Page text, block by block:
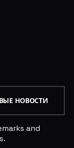
НОВОСТИ
and